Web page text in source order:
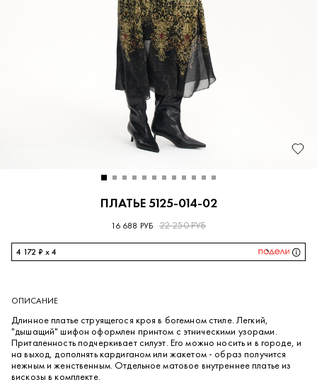
ПЛАТЬЕ 5125-014-02
16 688 РУБ 22 250 РУБ
4 172 ₽ x 4
ОПИСАНИЕ
Длинное платье струящегося кроя в богемном стиле. Легкий,
"дышащий" шифон оформлен принтом с этническими узорами.
Приталенность подчеркивает силуэт. Его можно носить и в городе, и
на выход, дополнять кардиганом или жакетом - образ получится
нежным и женственным. Отдельное матовое внутреннее платье из
вискозы в комплекте.